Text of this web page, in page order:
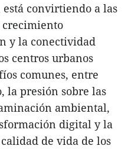
convirtiendo a las
crecimiento
y la conectividad
centros urbanos
comunes, entre
la presión sobre las
ambiental,
digital y la
de vida de los